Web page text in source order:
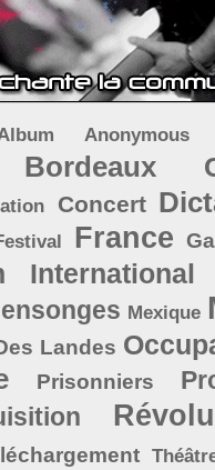
Anonymous
Bordeaux
Concert
France
International
Mexique
Landes
Prisonniers